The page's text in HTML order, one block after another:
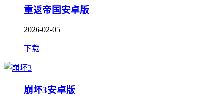
重返帝国安卓版
2026-02-05
下载
崩坏3安卓版